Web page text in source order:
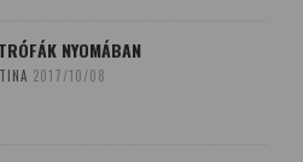
NYOMÁBAN
2017/10/08